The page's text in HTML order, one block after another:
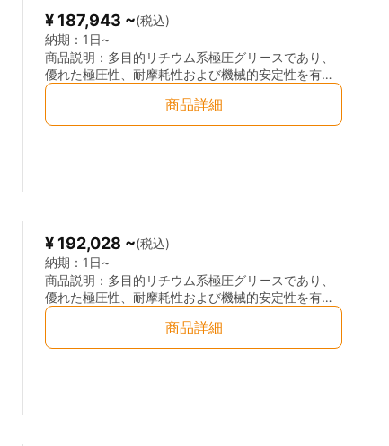
¥ 187,943 ~(税込)
納期： 1日~
商品説明： 多目的リチウム系極圧グリースであり、
優れた極圧性、耐摩耗性および機械的安定性を有し
ています。長期保管時のオイル分離が少なく、熱に
よる軟化や垂れ落ちも抑制されます。コンクリート
ポンプ車や集中給脂システムに適しており、－20℃
商品詳細
¥ 192,028 ~(税込)
納期： 1日~
商品説明： 多目的リチウム系極圧グリースであり、
優れた極圧性、耐摩耗性および機械的安定性を有し
ています。長期保管時のオイル分離が少なく、熱に
よる軟化や垂れ落ちも抑制されます。コンクリート
ポンプ車や集中給脂システムに適しており、－20℃
商品詳細